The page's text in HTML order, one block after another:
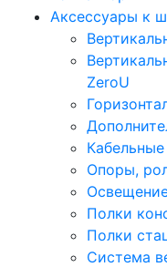
Аксессуары к
ZeroU
Опоры,
Полки
Полки
Система